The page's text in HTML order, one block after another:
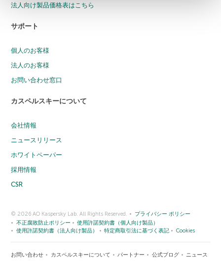
法人向け製品価格表はこちら
サポート
個人のお客様
法人のお客様
お問い合わせ窓口
カスペルスキーについて
会社情報
ニュースリリース
ホワイトペーパー
採用情報
CSR
© 2026 AO Kaspersky Lab. All Rights Reserved.
プライバシー ポリシー
不正腐敗防止ポリシー
使用許諾契約書（個人向け製品）
使用許諾契約書（法人向け製品）
特定商取引法に基づく表記 Cookies
お問い合わせ カスペルスキーについて パートナー 公式ブログ ニュース